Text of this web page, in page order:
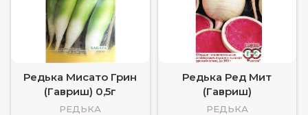
Редька Мисато Грин
(Гавриш) 0,5г
РЕДЬКА
Редька Ред Мит
(Гавриш)
РЕДЬКА